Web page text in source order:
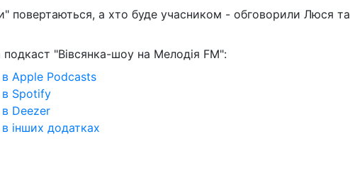
повертаються, а хто буде учасником - обговорили Люся та
подкаст "Вівсянка-шоу на Мелодія FM":
в Apple Podcasts
в Spotify
Deezer
інших додатках